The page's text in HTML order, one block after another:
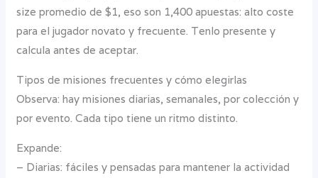
size promedio de $1, eso son 1,400 apuestas: alto coste
para el jugador novato y frecuente. Tenlo presente y
calcula antes de aceptar.
Tipos de misiones frecuentes y cómo elegirlas
Observa: hay misiones diarias, semanales, por colección y
por evento. Cada tipo tiene un ritmo distinto.
Expande:
– Diarias: fáciles y pensadas para mantener la actividad